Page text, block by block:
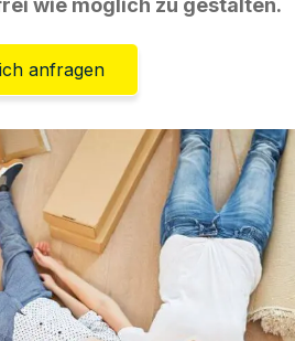
wie möglich zu gestalten.
anfragen